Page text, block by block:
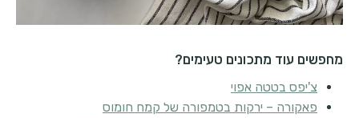
מחפשים עוד מתכונים טעימים?
צ'יפס בטטה אפוי
פאקורה – ירקות בטמפורה של קמח חומוס